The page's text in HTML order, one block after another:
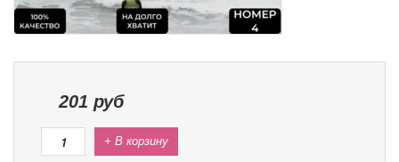
201 руб
+ В корзину